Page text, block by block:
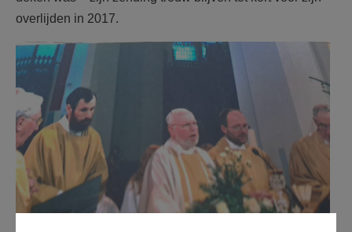
overlijden in 2017.
F2184k45.jpg